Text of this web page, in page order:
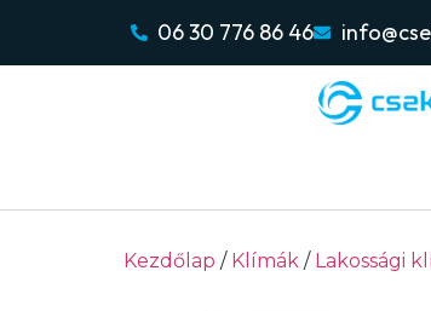
06 30 776 86 46
Kezdőlap / Klímák / Lakossági